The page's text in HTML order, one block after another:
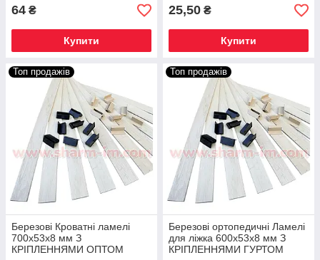
64 ₴
Купити
25,50 ₴
Купити
Топ продажів
Березові Кроватні ламелі
700х53х8 мм З
КРІПЛЕННЯМИ ОПТОМ
Топ продажів
Березові ортопедичні Ламелі
для ліжка 600х53х8 мм З
КРІПЛЕННЯМИ ГУРТОМ